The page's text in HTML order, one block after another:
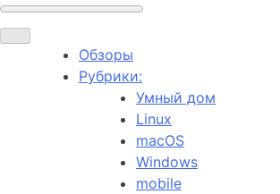
Обзоры
Рубрики:
Умный дом
Linux
macOS
Windows
mobile